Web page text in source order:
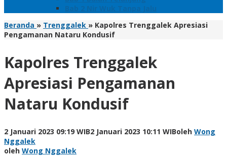
Bab 2 Nir Wuk Tanpa Jalu
Beranda » Trenggalek » Kapolres Trenggalek Apresiasi
Pengamanan Nataru Kondusif
Kapolres Trenggalek
Apresiasi Pengamanan
Nataru Kondusif
2 Januari 2023 09:19 WIB2 Januari 2023 10:11 WIBoleh Wong
Nggalek
oleh Wong Nggalek